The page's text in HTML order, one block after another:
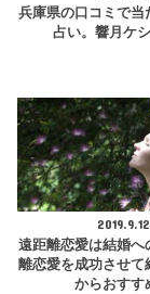
兵庫県の口コミで当
占い。響月ケ
2019.9.12
遠距離恋愛は結婚へ
離恋愛を成功させて
からおす